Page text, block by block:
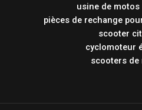
usine de
pièces de rechange
scooter
cyclomoteur
scooters de